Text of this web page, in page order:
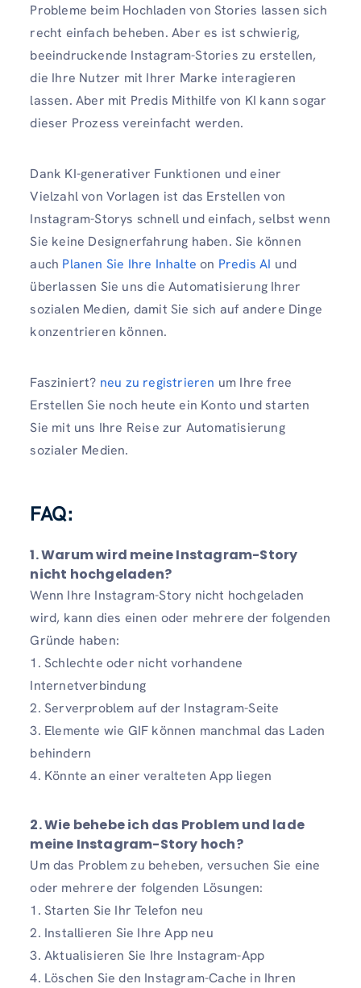
Probleme beim Hochladen von Stories lassen sich
recht einfach beheben. Aber es ist schwierig,
beeindruckende Instagram-Stories zu erstellen,
die Ihre Nutzer mit Ihrer Marke interagieren
lassen. Aber mit Predis Mithilfe von KI kann sogar
dieser Prozess vereinfacht werden.
Dank KI-generativer Funktionen und einer
Vielzahl von Vorlagen ist das Erstellen von
Instagram-Storys schnell und einfach, selbst wenn
Sie keine Designerfahrung haben. Sie können
auch Planen Sie Ihre Inhalte on Predis AI und
überlassen Sie uns die Automatisierung Ihrer
sozialen Medien, damit Sie sich auf andere Dinge
konzentrieren können.
Fasziniert? neu zu registrieren um Ihre free
Erstellen Sie noch heute ein Konto und starten
Sie mit uns Ihre Reise zur Automatisierung
sozialer Medien.
FAQ:
1. Warum wird meine Instagram-Story
nicht hochgeladen?
Wenn Ihre Instagram-Story nicht hochgeladen
wird, kann dies einen oder mehrere der folgenden
Gründe haben:
1. Schlechte oder nicht vorhandene
Internetverbindung
2. Serverproblem auf der Instagram-Seite
3. Elemente wie GIF können manchmal das Laden
behindern
4. Könnte an einer veralteten App liegen
2. Wie behebe ich das Problem und lade
meine Instagram-Story hoch?
Um das Problem zu beheben, versuchen Sie eine
oder mehrere der folgenden Lösungen:
1. Starten Sie Ihr Telefon neu
2. Installieren Sie Ihre App neu
3. Aktualisieren Sie Ihre Instagram-App
4. Löschen Sie den Instagram-Cache in Ihren